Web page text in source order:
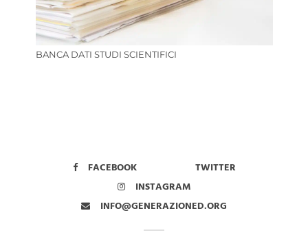
BANCA DATI STUDI SCIENTIFICI
FACEBOOK
TWITTER
INSTAGRAM
INFO@GENERAZIONED.ORG